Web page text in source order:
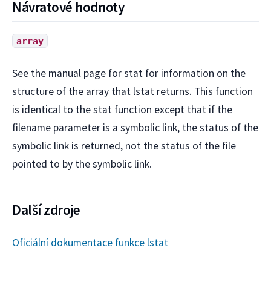
Návratové hodnoty
array
See the manual page for stat for information on the
structure of the array that lstat returns. This function
is identical to the stat function except that if the
filename parameter is a symbolic link, the status of the
symbolic link is returned, not the status of the file
pointed to by the symbolic link.
Další zdroje
Oficiální dokumentace funkce lstat